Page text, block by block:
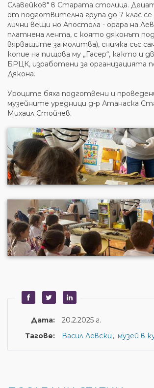
Славейков" в Старата столица.
от подготвителна група до 7 клас се
лични вещи но Апостола - орара на
платнена лента, с която дяконът
вярващите за молитва), снимка със
копие на пищова му „Гасер“, както и
БРЦК, изработени за организацията
Дякона.
Уроците бяха подготвени и
музейните уредници д-р Атанаска
Михаил Стойчев.
Дата:
20.2.2025 г.
Тагове:
Васил Левски музей в